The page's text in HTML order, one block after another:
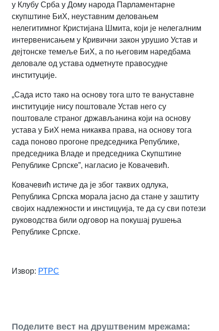
у Клубу Срба у Дому народа Парламентарне
скупштине БиХ, неуставним деловањем
нелегитимног Кристијана Шмита, који је нелегалним
интервенисањем у Кривични закон урушио Устав и
дејтонске темеље БиХ, а по његовим наредбама
деловале од устава одметнуте правосудне
институције.
„Сада исто тако на основу тога што те вануставне
институције нису поштовале Устав него су
поштовале страног држављанина који на основу
устава у БиХ нема никаква права, на основу тога
сада поново прогоне председника Републике,
председника Владе и председника Скупштине
Републике Српске”, нагласио је Ковачевић.
Ковачевић истиче да је због таквих одлука,
Република Српска морала јасно да стане у заштиту
својих надлежности и инстицуија, те да су сви потези
руководства били одговор на покушај рушења
Републике Српске.
Извор: РТРС
Поделите вест на друштвеним мрежама: